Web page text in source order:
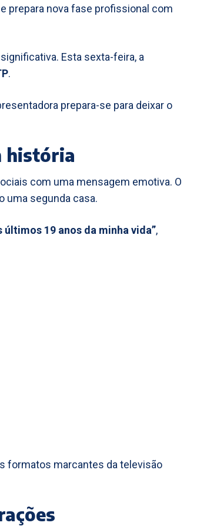
prepara nova fase profissional com
Esta sexta-feira, a
.
prepara-se para deixar o
história
com uma mensagem emotiva. O
uma segunda casa.
últimos 19 anos da minha vida”,
formatos marcantes da televisão